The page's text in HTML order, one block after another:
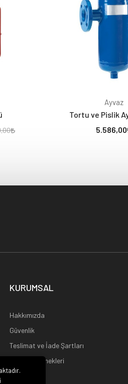
Ayvaz
Tortu ve Pislik
5.586,00
KURUMSAL
Hakkımızda
Güvenlik
Teslimat ve İade Şartları
Kargo Seçenekleri
Ana Sayfa